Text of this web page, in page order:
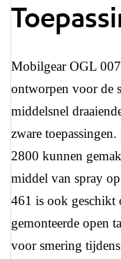
Mobilgear OGL
ontworpen voor de
middelsnel
zware
2800 kunnen
middel van spray
461 is ook geschikt
gemonteerde open
voor smering